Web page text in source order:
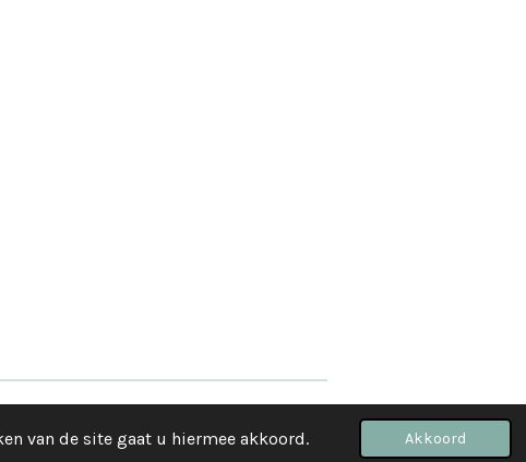
van de site gaat u hiermee akkoord. Akkoord